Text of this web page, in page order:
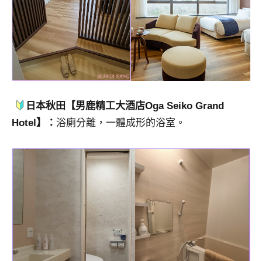
日本秋田【男鹿精工大酒店Oga Seiko Grand
Hotel】： 浴廁分離，一體成形的浴室。